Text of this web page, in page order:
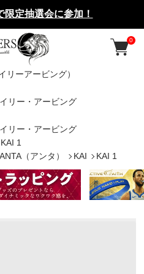
限定抽選会に参加！
0
リーアービング）
リー・アービング
リー・アービング
KAI 1
ANTA（アンタ） KAI KAI 1